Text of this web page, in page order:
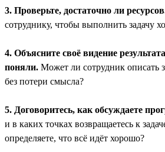
3. Проверьте, достаточно ли
сотруднику, чтобы выполнить задачу
4. Объясните своё видение
поняли. Может ли сотрудник описать
без потери смысла?
5. Договоритесь, как обсуждаете
и в каких точках возвращаетесь к
определяете, что всё идёт хорошо?